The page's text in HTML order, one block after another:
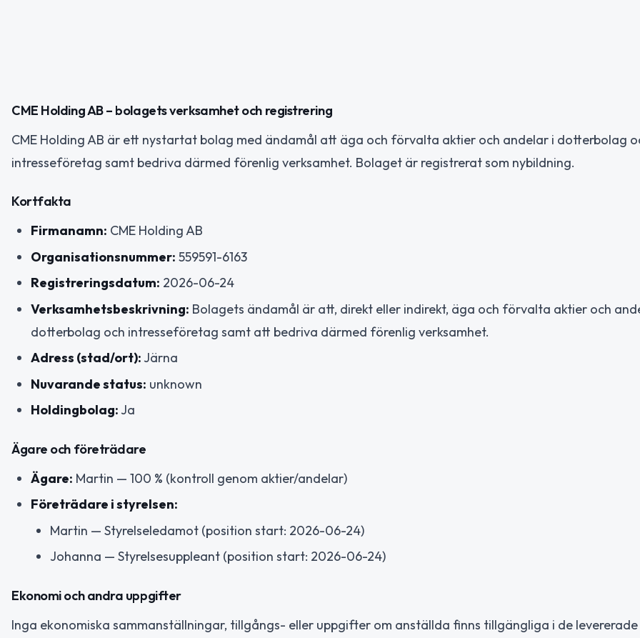
CME Holding AB – bolagets verksamhet och registrering
CME Holding AB är ett nystartat bolag med ändamål att äga och förvalta aktier och andelar i dotterbolag
intresseföretag samt bedriva därmed förenlig verksamhet. Bolaget är registrerat som nybildning.
Kortfakta
Firmanamn: CME Holding AB
Organisationsnummer: 559591-6163
Registreringsdatum: 2026-06-24
Verksamhetsbeskrivning: Bolagets ändamål är att, direkt eller indirekt, äga och förvalta aktier och
dotterbolag och intresseföretag samt att bedriva därmed förenlig verksamhet.
Adress (stad/ort): Järna
Nuvarande status: unknown
Holdingbolag: Ja
Ägare och företrädare
Ägare: Martin — 100 % (kontroll genom aktier/andelar)
Företrädare i styrelsen:
Martin — Styrelseledamot (position start: 2026-06-24)
Johanna — Styrelsesuppleant (position start: 2026-06-24)
Ekonomi och andra uppgifter
Inga ekonomiska sammanställningar, tillgångs- eller uppgifter om anställda finns tillgängliga i de levererade